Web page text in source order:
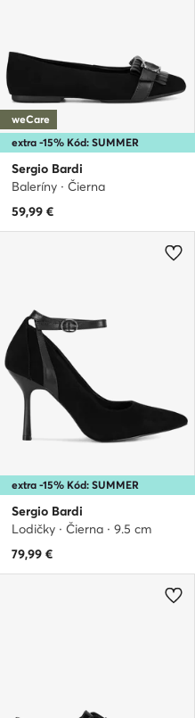
extra -15% Kód: SUMMER
weCare
Sergio Bardi
Baleríny · Čierna
59,99 €
extra -15% Kód: SUMMER
Sergio Bardi
Lodičky · Čierna · 9.5 cm
79,99 €